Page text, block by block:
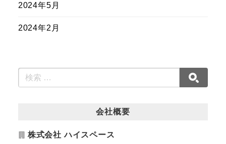
2024年5月
2024年2月
会社概要
株式会社 ハイスペース